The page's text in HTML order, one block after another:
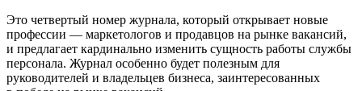
Это четвертый номер журнала, который открывает новые
профессии — маркетологов и продавцов на рынке вакансий,
и предлагает кардинально изменить сущность работы службы
персонала. Журнал особенно будет полезным для
руководителей и владельцев бизнеса, заинтересованных